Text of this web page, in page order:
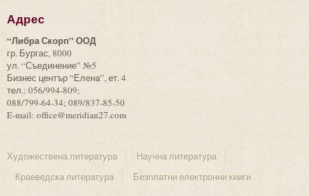
Адрес
“Либра Скорп” ООД
гр. Бургас, 8000
ул. “Съединение” №5
Бизнес център “Елена”, ет. 4
тел.: 056/994-809;
088/799-64-34; 089/837-85-50
E-mail: office@meridian27.com
Художествена литература
Научна литература
Краеведска литература
Безплатни електронни книги